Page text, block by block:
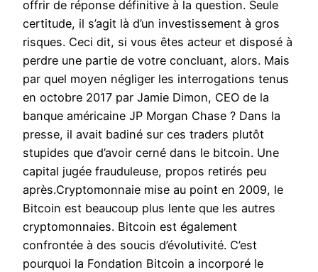
offrir de réponse définitive à la question. Seule
certitude, il s’agit là d’un investissement à gros
risques. Ceci dit, si vous êtes acteur et disposé à
perdre une partie de votre concluant, alors. Mais
par quel moyen négliger les interrogations tenus
en octobre 2017 par Jamie Dimon, CEO de la
banque américaine JP Morgan Chase ? Dans la
presse, il avait badiné sur ces traders plutôt
stupides que d’avoir cerné dans le bitcoin. Une
capital jugée frauduleuse, propos retirés peu
après.Cryptomonnaie mise au point en 2009, le
Bitcoin est beaucoup plus lente que les autres
cryptomonnaies. Bitcoin est également
confrontée à des soucis d’évolutivité. C’est
pourquoi la Fondation Bitcoin a incorporé le